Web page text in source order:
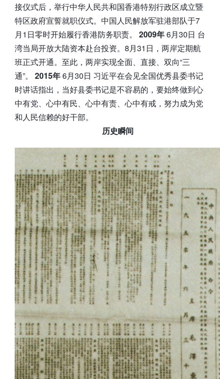
接仪式后，举行中华人民共和国香港特别行政区成立暨
特区政府宣誓就职仪式。中国人民解放军驻港部队于7
月1日零时开始履行香港防务职责。 2009年6月30日 台
湾当局开放大陆资本赴台投资。8月31日，两岸定期航
班正式开通。至此，两岸实现全面、直接、双向“三
通”。 2015年6月30日 习近平在会见全国优秀县委书记
时讲话指出，当好县委书记是不容易的，要始终做到心
中有党、心中有民、心中有责、心中有戒，努力成为党
和人民信赖的好干部。
历史瞬间